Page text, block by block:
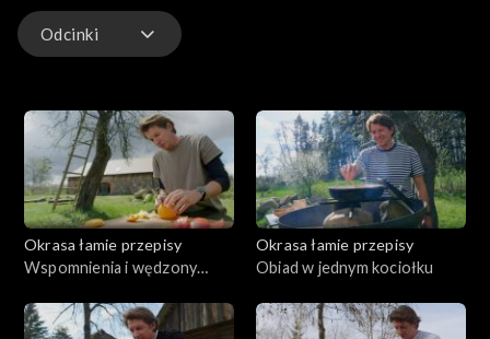
Odcinki
Okrasa łamie przepisy
Wspomnienia i wędzony
Okrasa łamie przepisy
Obiad w jednym kociołku